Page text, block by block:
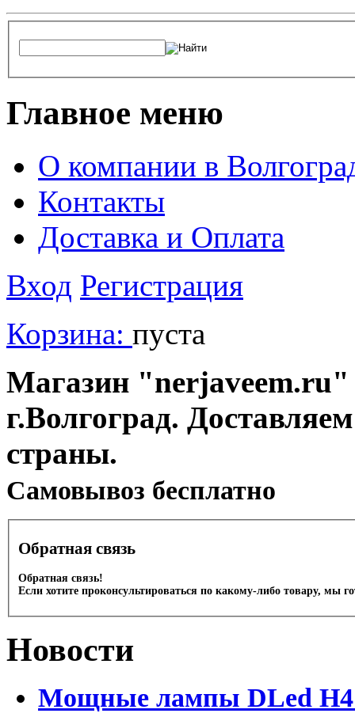
Главное меню
О компании в
Контакты
Доставка и Оплата
Вход Регистрация
Корзина: пуста
Магазин "nerjaveem.ru"
г.Волгоград.
страны.
Cамовывоз бесплатно
Обратная связь
Обратная связь!
Если хотите проконсультироваться по какому-либо товару, мы
Новости
Мощные лампы DLed H4